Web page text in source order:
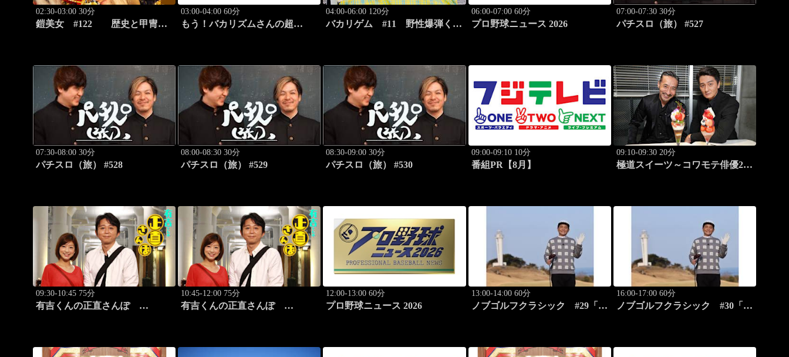
02:30-03:00 30分
鎧美女 #122 歴史と甲冑
03:00-04:00 60分
もう！バカリズムさんの超
04:00-06:00 120分
バカリゲム #11 野性爆弾くっ
06:00-07:00 60分
プロ野球ニュース 2026
07:00-07:30 30分
パチスロ（旅） #527
07:30-08:00 30分
パチスロ（旅） #528
08:00-08:30 30分
パチスロ（旅） #529
08:30-09:00 30分
パチスロ（旅） #530
09:00-09:10 10分
番組PR【8月】
09:10-09:30 20分
極道スイーツ～コワモテ俳優2人
09:30-10:45 75分
有吉くんの正直さんぽ
10:45-12:00 75分
有吉くんの正直さんぽ
12:00-13:00 60分
プロ野球ニュース 2026
13:00-14:00 60分
ノブゴルフクラシック #29「清
16:00-17:00 60分
ノブゴルフクラシック #30「富